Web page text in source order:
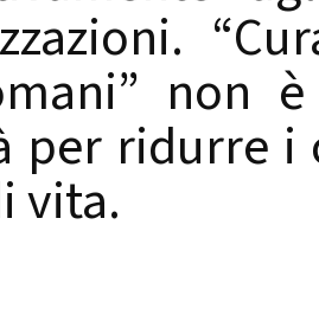
non
per ridurre
vita.